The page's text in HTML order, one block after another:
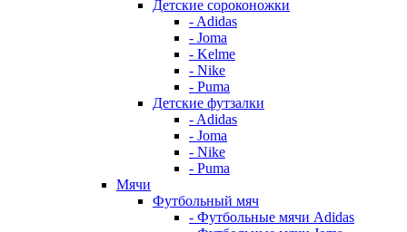
Детские сороконожки
- Adidas
- Joma
- Kelme
- Nike
- Puma
Детские футзалки
- Adidas
- Joma
- Nike
- Puma
Мячи
Футбольный мяч
- Футбольные мячи Adidas